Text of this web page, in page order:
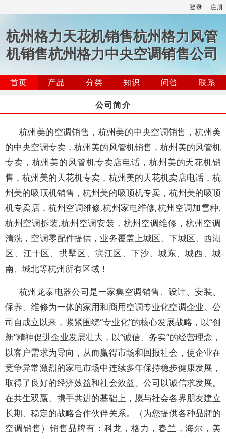
登录 注册
杭州格力天花机销售杭州格力风管
机销售杭州格力中央空调销售公司
首页 产品 分类 知识 问答
联系
公司简介
杭州美的空调销售，杭州美的中央空调销售，杭州美
的中央空调专卖，杭州美的风管机销售，杭州美的风管机
专卖，杭州美的风管机专卖店电话，杭州美的天花机销
售，杭州美的天花机专卖，杭州美的天花机卖店电话，杭
州美的吸顶机销售，杭州美的吸顶机专卖，杭州美的吸顶
机专卖店，杭州空调维修,杭州家电维修,杭州空调加雪种,
杭州空调拆装,杭州空调安装，杭州空调维修，杭州空调
清洗，空调零配件提供，业务覆盖上城区、下城区、西湖
区、江干区、拱墅区、滨江区、下沙、城东、城西、城
南、城北等杭州所有区域！
杭州龙泰电器公司是一家集空调销售、设计、安装、
保养、维修为一体的家用和商用空调专业化空调企业。公
司自成立以来，紧紧围绕“专业化”的核心发展战略，以“创
新”精神促进企业发展壮大，以“诚信、务实”的经营理念，
以客户需求为导向，从而赢得市场和回报社会，使企业在
竞争异常激烈的家电市场中连续多年保持稳步健康发展，
取得了良好的经济效益和社会效益。公司以诚信求发展。
在共生双赢、携手共进的基础上，愿与社会各界朋友建立
长期、稳定的战略合作伙伴关系。（为您提供各种品牌的
空调销售）销售品牌有：科龙，格力，春兰，海尔，美